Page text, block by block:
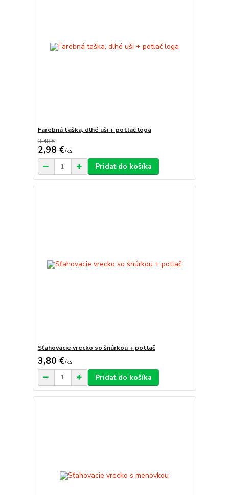
Farebná taška, dlhé uši + potlač loga
3,48 €
2,98 €/ks
Pridať do košíka
Sťahovacie vrecko so šnúrkou + potlač
3,80 €/ks
Pridať do košíka